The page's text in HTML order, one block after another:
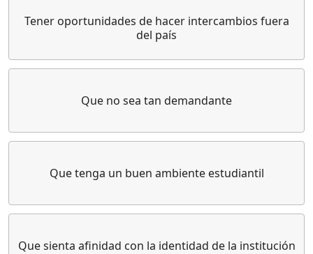
Tener oportunidades de hacer intercambios fuera
del país
Que no sea tan demandante
Que tenga un buen ambiente estudiantil
Que sienta afinidad con la identidad de la institución